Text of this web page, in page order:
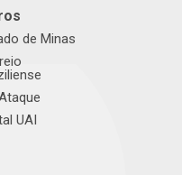
de Minas
UAI